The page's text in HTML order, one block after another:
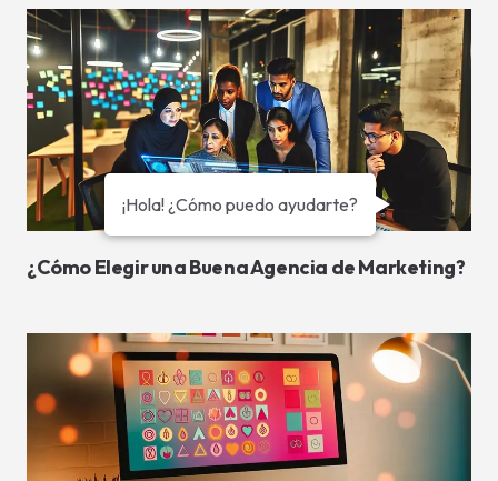
¿Cómo Elegir una Buena Agencia de Marketing?
¡Hola! ¿Cómo puedo ayudarte?